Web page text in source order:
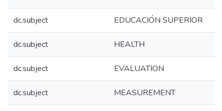
dc.subject EDUCACIÓN SUPERIOR
dc.subject HEALTH
dc.subject EVALUATION
dc.subject MEASUREMENT